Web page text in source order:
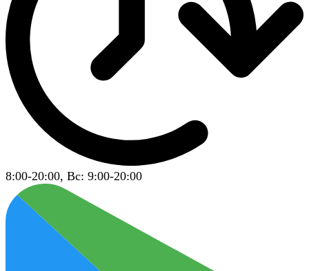
8:00-20:00, Вс: 9:00-20:00